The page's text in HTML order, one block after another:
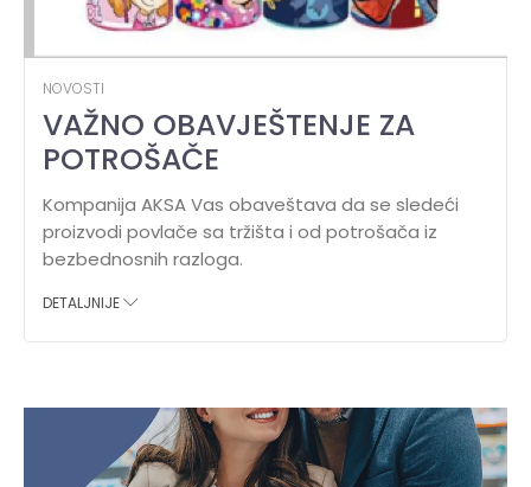
NOVOSTI
VAŽNO OBAVJEŠTENJE ZA
POTROŠAČE
Kompanija AKSA Vas obaveštava da se sledeći
proizvodi povlače sa tržišta i od potrošača iz
bezbednosnih razloga.
DETALJNIJE